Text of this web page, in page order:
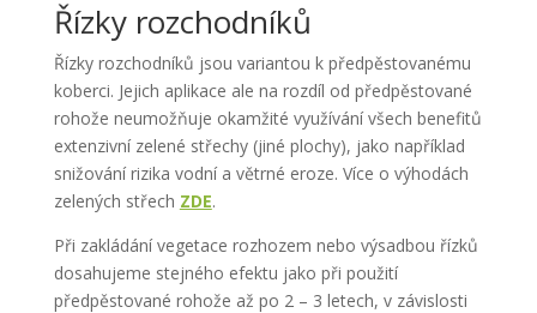
Řízky rozchodníků
Řízky rozchodníků jsou variantou k předpěstovanému
koberci. Jejich aplikace ale na rozdíl od předpěstované
rohože neumožňuje okamžité využívání všech benefitů
extenzivní zelené střechy (jiné plochy), jako například
snižování rizika vodní a větrné eroze. Více o výhodách
zelených střech ZDE.
Při zakládání vegetace rozhozem nebo výsadbou řízků
dosahujeme stejného efektu jako při použití
předpěstované rohože až po 2 – 3 letech, v závislosti